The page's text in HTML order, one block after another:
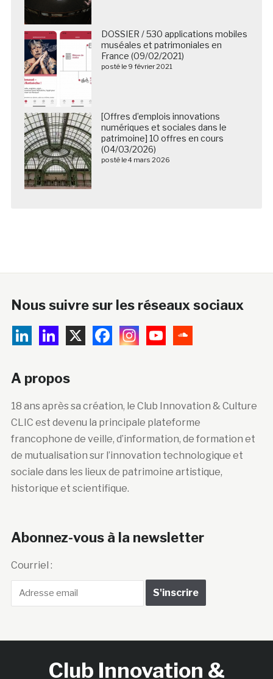
DOSSIER / 530 applications mobiles
muséales et patrimoniales en
France (09/02/2021)
posté le 9 février 2021
[Offres d’emplois innovations
numériques et sociales dans le
patrimoine] 10 offres en cours
(04/03/2026)
posté le 4 mars 2026
Nous suivre sur les réseaux sociaux
A propos
18 ans après sa création, le Club Innovation & Culture
CLIC est devenu la principale plateforme
francophone de veille, d’information, de formation et
de mutualisation sur l’innovation technologique et
sociale dans les lieux de patrimoine artistique,
historique et scientifique.
Abonnez-vous à la newsletter
Courriel :
Club Innovation &